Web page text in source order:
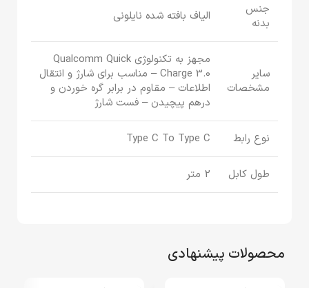
جنس
بدنه
الیاف بافته شده نایلونی
سایر
مشخصات
مجهز به تکنولوژی Qualcomm Quick
Charge 3.0 – مناسب برای شارژ و انتقال
اطلاعات – مقاوم در برابر گره خوردن و
درهم پیچیدن – فست شارژ
نوع رابط Type C To Type C
طول کابل 2 متر
محصولات پیشنهادی